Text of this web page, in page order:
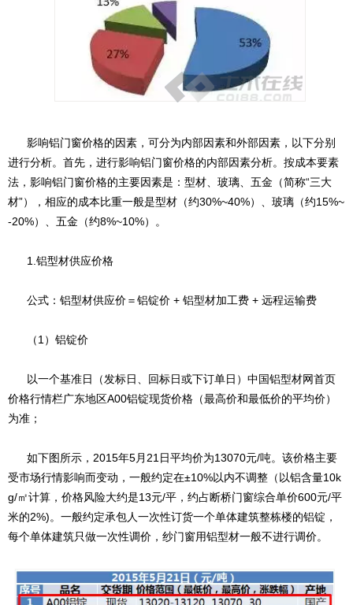
影响铝门窗价格的因素，可分为内部因素和外部因素，以下分别
进行分析。首先，进行影响铝门窗价格的内部因素分析。按成本要素
法，影响铝门窗价格的主要因素是：型材、玻璃、五金（简称“三大
材”），相应的成本比重一般是型材（约30%~40%）、玻璃（约15%~
-20%）、五金（约8%~10%）。
1.铝型材供应价格
公式：铝型材供应价＝铝锭价 + 铝型材加工费 + 远程运输费
（1）铝锭价
以一个基准日（发标日、回标日或下订单日）中国铝型材网首页
价格行情栏广东地区A00铝锭现货价格（最高价和最低价的平均价）
为准；
如下图所示，2015年5月21日平均价为13070元/吨。该价格主要
受市场行情影响而变动，一般约定在±10%以内不调整（以铝含量10k
g/㎡计算，价格风险大约是13元/平，约占断桥门窗综合单价600元/平
米的2%)。一般约定承包人一次性订货一个单体建筑整栋楼的铝锭，
每个单体建筑只做一次性调价，纱门窗用铝型材一般不进行调价。